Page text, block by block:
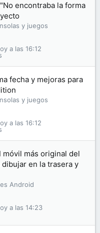
encontraba la forma
y juegos
a las 16:12
fecha y mejoras para
y juegos
a las 16:12
móvil más original del
en la trasera y
Android
a las 14:23